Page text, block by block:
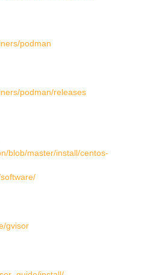
podman
podman/releases
blob/master/install/centos-
gvisor